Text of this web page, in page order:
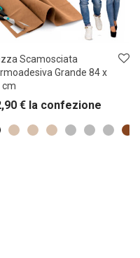
Scamosciata
Grande 84 x
cm
€ la confezione